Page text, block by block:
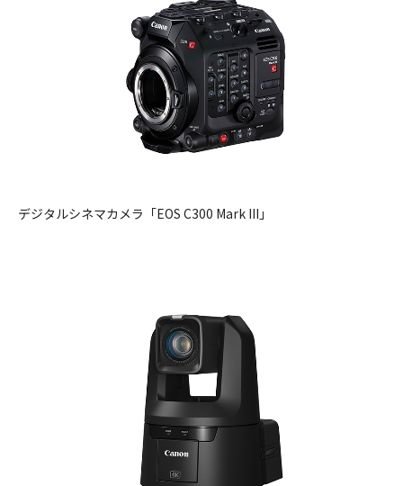
デジタルシネマカメラ「EOS C300 Mark III」